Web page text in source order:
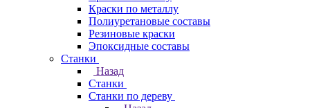
Краски по металлу
Полиуретановые составы
Резиновые краски
Эпоксидные составы
Станки
Назад
Станки
Станки по дереву